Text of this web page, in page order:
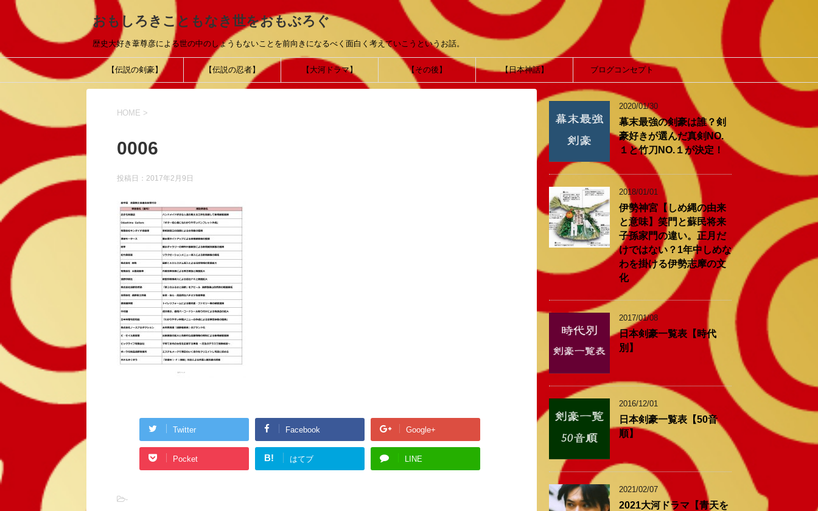
おもしろきこともなき世をおもぶろぐ
歴史大好き葦尊彦による世の中のしょうもないことを前向きになるべく面白く考えていこうというお話。
【伝説の剣豪】 【伝説の忍者】 【大河ドラマ】 【その後】 【日本神話】 ブログコンセプト
HOME >
0006
投稿日： 2017年2月9日
Twitter Facebook Google+
Pocket B! はてブ LINE
-
2020/01/30
幕末最強の剣豪は誰？剣
豪好きが選んだ真剣NO.
１と竹刀NO.１が決定！
2018/01/01
伊勢神宮【しめ縄の由来
と意味】笑門と蘇民将来
子孫家門の違い。正月だ
けではない？1年中しめな
わを掛ける伊勢志摩の文
化
2017/01/08
日本剣豪一覧表【時代
別】
2016/12/01
日本剣豪一覧表【50音
順】
2021/02/07
2021大河ドラマ【青天を